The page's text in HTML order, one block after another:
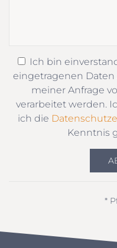
Ich bin
eingetragenen
meiner Anfrage
verarbeitet werden.
ich die
Kenntnis
*